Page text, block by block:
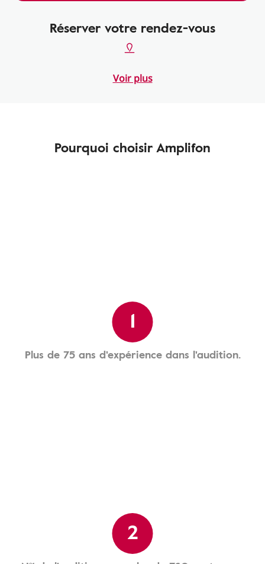
Réserver votre rendez-vous
Voir plus
Pourquoi choisir Amplifon
1
Plus de 75 ans d'expérience dans l'audition.
2